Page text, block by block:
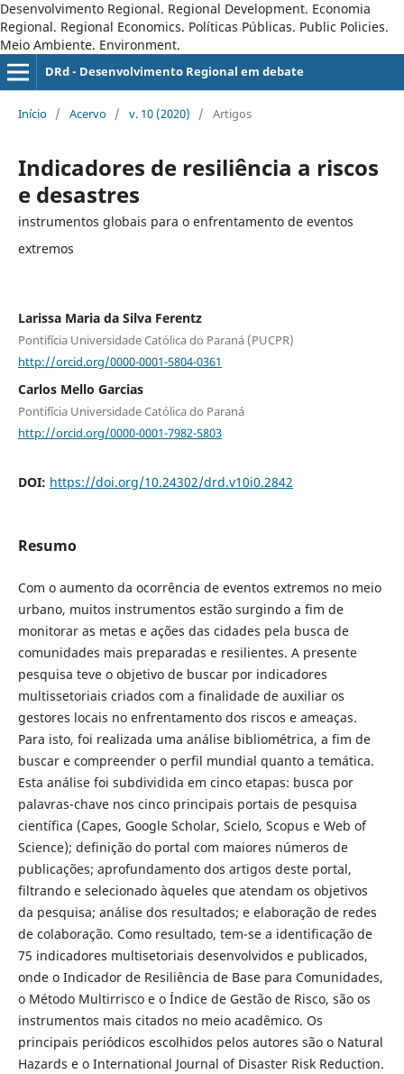
Desenvolvimento Regional. Regional Development. Economia
Regional. Regional Economics. Políticas Públicas. Public Policies.
Meio Ambiente. Environment.
DRd - Desenvolvimento Regional em debate
Início / Acervo / v. 10 (2020) / Artigos
Indicadores de resiliência a riscos
e desastres
instrumentos globais para o enfrentamento de eventos
extremos
Larissa Maria da Silva Ferentz
Pontifícia Universidade Católica do Paraná (PUCPR)
http://orcid.org/0000-0001-5804-0361
Carlos Mello Garcias
Pontifícia Universidade Católica do Paraná
http://orcid.org/0000-0001-7982-5803
DOI: https://doi.org/10.24302/drd.v10i0.2842
Resumo
Com o aumento da ocorrência de eventos extremos no meio
urbano, muitos instrumentos estão surgindo a fim de
monitorar as metas e ações das cidades pela busca de
comunidades mais preparadas e resilientes. A presente
pesquisa teve o objetivo de buscar por indicadores
multissetoriais criados com a finalidade de auxiliar os
gestores locais no enfrentamento dos riscos e ameaças.
Para isto, foi realizada uma análise bibliométrica, a fim de
buscar e compreender o perfil mundial quanto a temática.
Esta análise foi subdividida em cinco etapas: busca por
palavras-chave nos cinco principais portais de pesquisa
científica (Capes, Google Scholar, Scielo, Scopus e Web of
Science); definição do portal com maiores números de
publicações; aprofundamento dos artigos deste portal,
filtrando e selecionado àqueles que atendam os objetivos
da pesquisa; análise dos resultados; e elaboração de redes
de colaboração. Como resultado, tem-se a identificação de
75 indicadores multisetoriais desenvolvidos e publicados,
onde o Indicador de Resiliência de Base para Comunidades,
o Método Multirrisco e o Índice de Gestão de Risco, são os
instrumentos mais citados no meio acadêmico. Os
principais periódicos escolhidos pelos autores são o Natural
Hazards e o International Journal of Disaster Risk Reduction.